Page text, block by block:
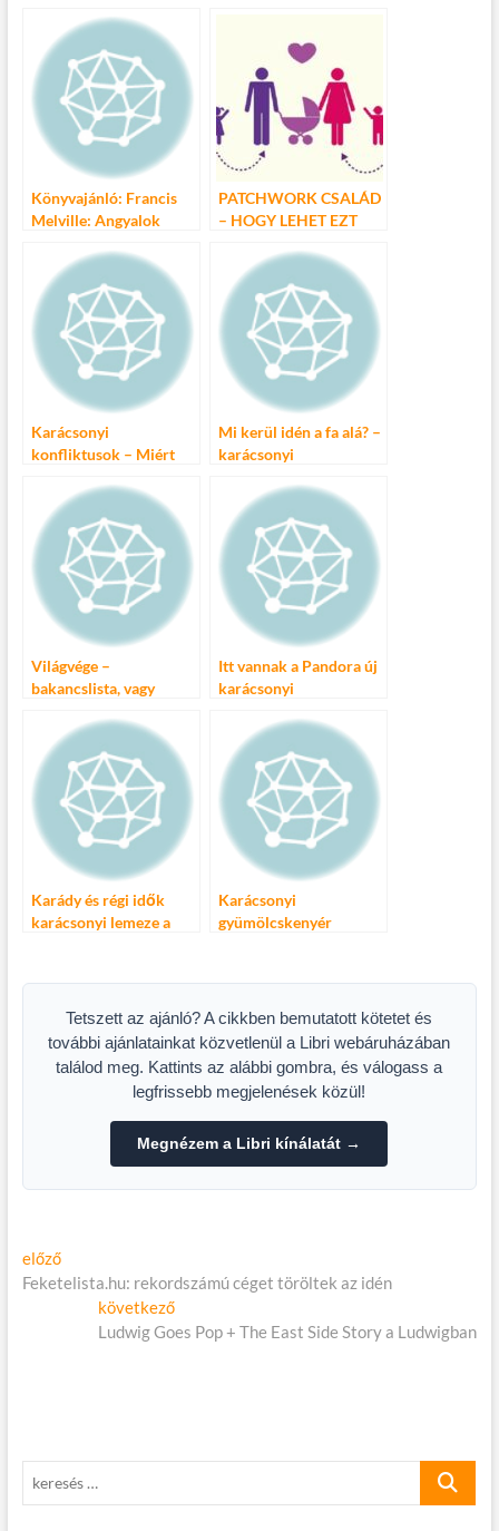
b
o
o
k
er
t
m
e
g
Könyvajánló: Francis
Melville: Angyalok
PATCHWORK CSALÁD
– HOGY LEHET EZT
Karácsonyi
konfliktusok – Miért
Mi kerül idén a fa alá? –
karácsonyi
Világvége –
bakancslista, vagy
Itt vannak a Pandora új
karácsonyi
Karády és régi idők
karácsonyi lemeze a
Karácsonyi
gyümölcskenyér
Tetszett az ajánló? A cikkben bemutatott kötetet és
további ajánlatainkat közvetlenül a Libri webáruházában
találod meg. Kattints az alábbi gombra, és válogass a
legfrissebb megjelenések közül!
Megnézem a Libri kínálatát →
Bejegyzés
navigáció
előzőElőző
cikk:
Feketelista.hu: rekordszámú céget töröltek az idén
következőKövetkező
cikk:
Ludwig Goes Pop + The East Side Story a Ludwigban
keresés